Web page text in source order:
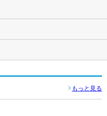
もっと見る